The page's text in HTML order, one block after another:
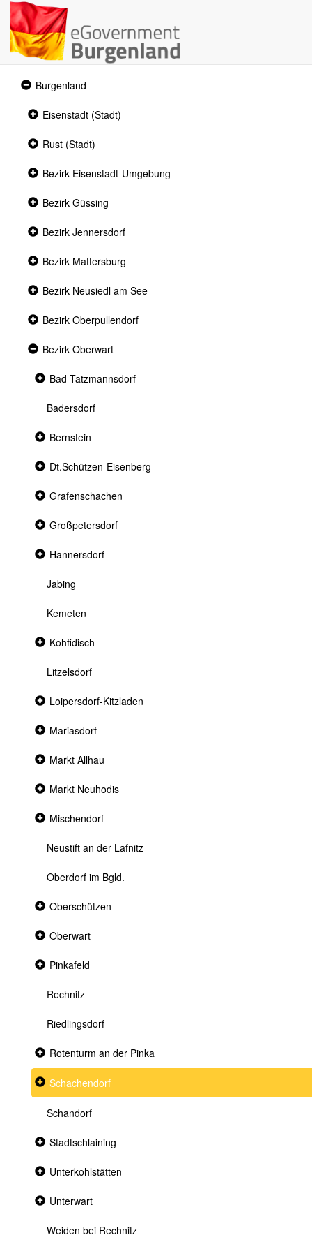
Expanded
section
Burgenland
Collapsed
Eisenstadt (Stadt)
Collapsed
section
Rust (Stadt)
Collapsed
Bezirk Eisenstadt-Umgebung
Collapsed
Bezirk Güssing
Collapsed
Bezirk Jennersdorf
Collapsed
Bezirk Mattersburg
Collapsed
Bezirk Neusiedl am See
Collapsed
Bezirk Oberpullendorf
Expanded
Bezirk Oberwart
Collapsed
Bad Tatzmannsdorf
Badersdorf
Collapsed
Bernstein
Collapsed
Dt.Schützen-Eisenberg
Collapsed
Grafenschachen
Collapsed
section
Großpetersdorf
Collapsed
Hannersdorf
Jabing
Kemeten
Collapsed
Kohfidisch
Litzelsdorf
Collapsed
section
Loipersdorf-Kitzladen
Collapsed
Mariasdorf
Collapsed
Markt Allhau
Collapsed
Markt Neuhodis
Collapsed
Mischendorf
Neustift an der Lafnitz
Oberdorf im Bgld.
Collapsed
Oberschützen
Collapsed
Oberwart
Collapsed
Pinkafeld
Rechnitz
Riedlingsdorf
Collapsed
Rotenturm an der Pinka
Collapsed
section
Schachendorf
Schandorf
Collapsed
Stadtschlaining
Collapsed
Unterkohlstätten
Collapsed
Unterwart
Weiden bei Rechnitz